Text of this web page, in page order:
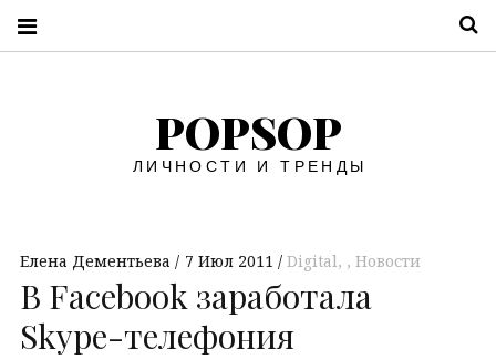
POPSOP
ЛИЧНОСТИ И ТРЕНДЫ
Елена Дементьева 7 Июл 2011 Digital, Новости
В Facebook заработала
Skype-телефония